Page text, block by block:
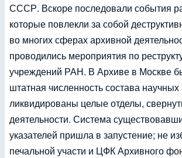
СССР. Вскоре последовали события
которые повлекли за собой
во многих сферах архивной
проводились мероприятия по
учреждений РАН. В Архиве в Москве
штатная численность состава научных
ликвидированы целые отделы,
деятельности. Система
указателей пришла в запустение; не
печальной участи и ЦФК Архивного